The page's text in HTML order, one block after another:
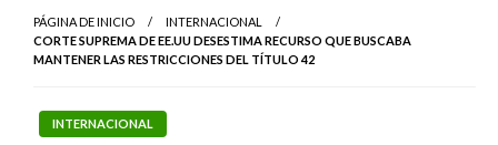
PÁGINA DE INICIO
INTERNACIONAL
CORTE SUPREMA DE EE.UU DESESTIMA RECURSO QUE BUSCABA
MANTENER LAS RESTRICCIONES DEL TÍTULO 42
INTERNACIONAL